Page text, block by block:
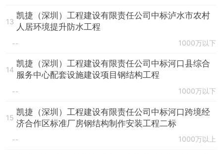
13
凯捷（深圳）工程建设有限责任公司中标泸水市农村
人居环境提升防水工程
-- 1000万以下
14
凯捷（深圳）工程建设有限责任公司中标河口县综合
服务中心配套设施建设项目钢结构工程
-- 1000万以下
15
凯捷（深圳）工程建设有限责任公司中标河口跨境经
济合作区标准厂房钢结构制作安装工程二标
-- 1000万以上